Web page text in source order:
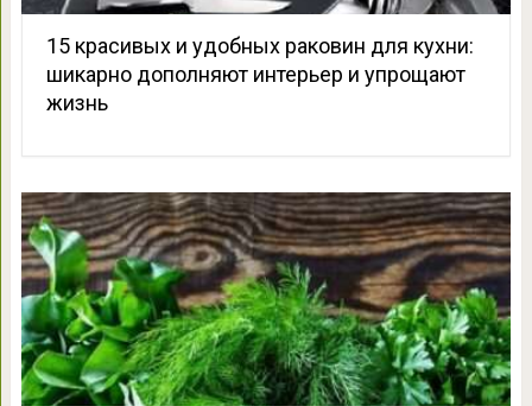
15 красивых и удобных раковин для кухни:
шикарно дополняют интерьер и упрощают
жизнь